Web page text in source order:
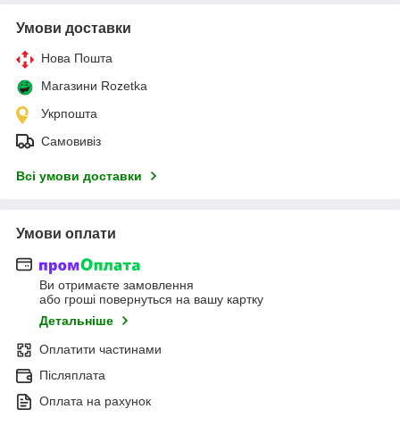
Умови доставки
Нова Пошта
Магазини Rozetka
Укрпошта
Самовивіз
Всі умови доставки
Умови оплати
Ви отримаєте замовлення
або гроші повернуться на вашу картку
Детальніше
Оплатити частинами
Післяплата
Оплата на рахунок